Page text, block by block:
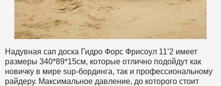
Надувная сап доска Гидро Форс Фрисоул 11’2 имеет
размеры 340*89*15см, которые отлично подойдут как
новичку в мире sup-бординга, так и профессиональному
райдеру. Максимальное давление, до которого стоит